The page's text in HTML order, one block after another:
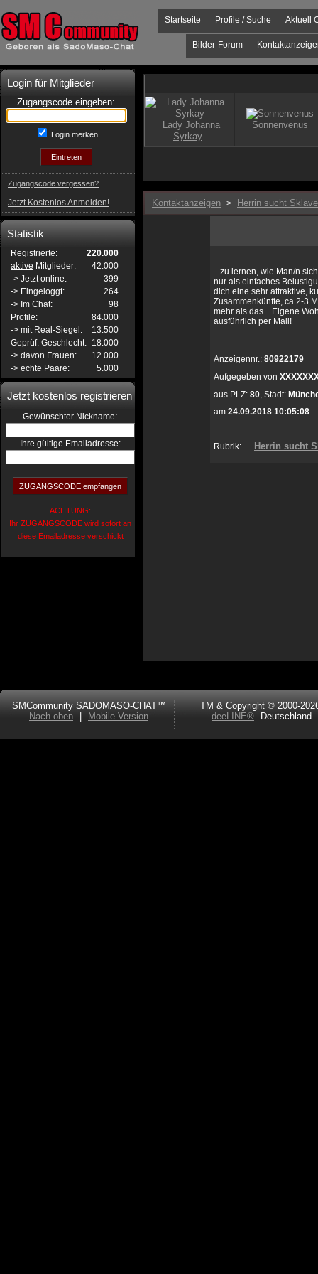
Aktuell
Profile / Suche
Startseite
Bilder-Forum
Login für Mitglieder
Zugangscode eingeben:
Login merken
Zugangscode vergessen?
Jetzt Kostenlos Anmelden!
Statistik
Registrierte:
220.000
aktive Mitglieder:
42.000
-> Jetzt online:
399
-> Eingeloggt:
264
-> Im Chat:
98
Profile:
84.000
-> mit Real-Siegel:
13.500
Geprüf. Geschlecht: 18.000
-> davon Frauen:
12.000
-> echte Paare:
5.000
Jetzt kostenlos registrieren
Gewünschter Nickname:
Ihre gültige Emailadresse:
ACHTUNG:
Ihr ZUGANGSCODE wird sofort an
diese Emailadresse verschickt
Kontaktanzeigen > Herrin sucht
...zu lernen, wie Man/n
nur als einfaches
dich eine sehr attraktive,
Zusammenkünfte, ca 2-3
mehr als das... Eigene
ausführlich per Mail!
Anzeigennr.: 80922179
Aufgegeben von
aus PLZ: 80, Stadt:
am 24.09.2018 10:05:08
Rubrik: Herrin sucht
SMCommunity SADOMASO-CHAT™
Nach oben
Mobile Version
TM & Copyright © 2000-
deeLINE®
Deutschland